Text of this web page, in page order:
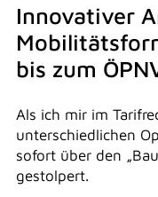
Innovativer
bis zum
Als ich mir im
unterschiedlichen
sofort über den
gestolpert.